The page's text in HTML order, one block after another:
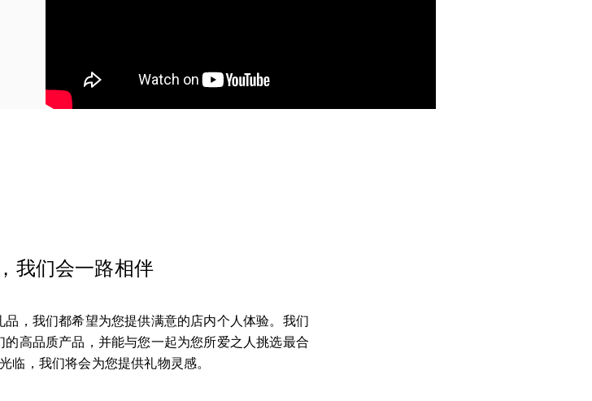
我们会一路相伴
，我们都希望为您提供满意的店内个人体验。我们
高品质产品，并能与您一起为您所爱之人挑选最合
临，我们将会为您提供礼物灵感。